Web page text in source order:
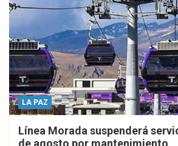
LA PAZ
Línea Morada suspenderá
de agosto por mantenimiento